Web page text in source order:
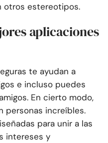
otros estereotipos.
aplicaciones
te ayudan a
e incluso puedes
En cierto modo,
personas increíbles.
para unir a las
intereses y